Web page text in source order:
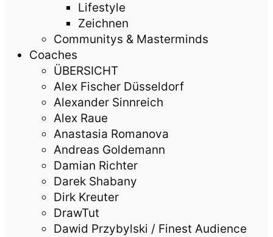
Lifestyle
Zeichnen
Communitys & Masterminds
Coaches
ÜBERSICHT
Alex Fischer Düsseldorf
Alexander Sinnreich
Alex Raue
Anastasia Romanova
Andreas Goldemann
Damian Richter
Darek Shabany
Dirk Kreuter
DrawTut
Dawid Przybylski / Finest Audience